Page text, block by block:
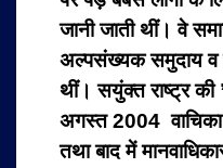
जानी जाती थीं। वे
अल्पसंख्यक समुदाय व
थीं।सयुंक्त राष्ट्र
अगस्त 2004 वाचिका
तथा बाद में